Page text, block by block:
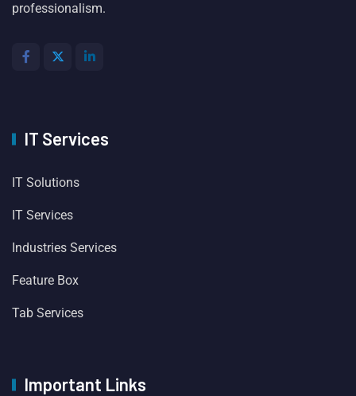
professionalism.
IT Services
IT Solutions
IT Services
Industries Services
Feature Box
Tab Services
Important Links